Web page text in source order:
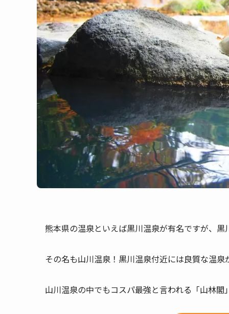
熊本県の温泉といえば黒川温泉が有名ですが、
その名も山川温泉！黒川温泉付近には良質な温
山川温泉の中でもコスパ最強と言われる「山林閣